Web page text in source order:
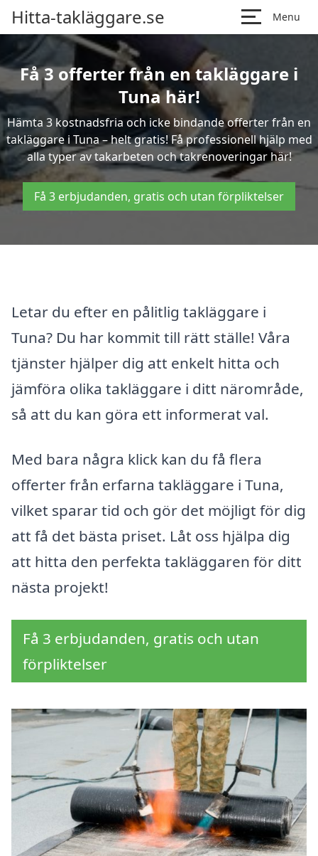
Hitta-takläggare.se Menu
Få 3 offerter från en takläggare i
Tuna här!
Hämta 3 kostnadsfria och icke bindande offerter från en
takläggare i Tuna – helt gratis! Få professionell hjälp med
alla typer av takarbeten och takrenoveringar här!
Få 3 erbjudanden, gratis och utan förpliktelser
Letar du efter en pålitlig takläggare i
Tuna? Du har kommit till rätt ställe! Våra
tjänster hjälper dig att enkelt hitta och
jämföra olika takläggare i ditt närområde,
så att du kan göra ett informerat val.
Med bara några klick kan du få flera
offerter från erfarna takläggare i Tuna,
vilket sparar tid och gör det möjligt för dig
att få det bästa priset. Låt oss hjälpa dig
att hitta den perfekta takläggaren för ditt
nästa projekt!
Få 3 erbjudanden, gratis och utan
förpliktelser